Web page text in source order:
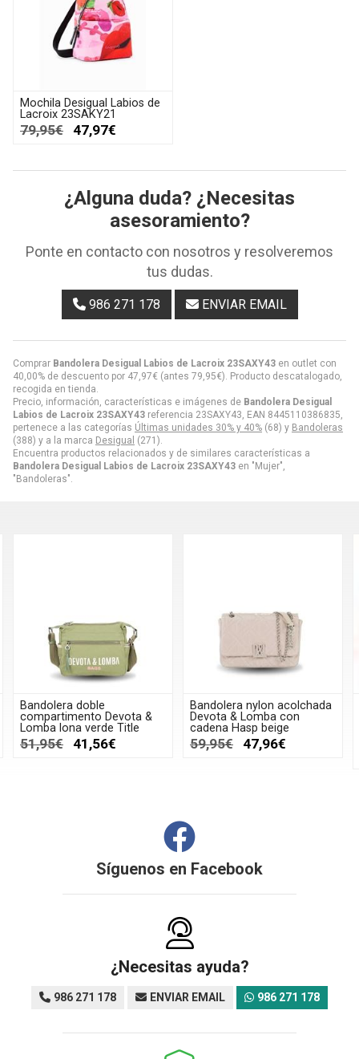
Comprar Bandolera Desigual Labios de Lacroix 23SAXY43 en outlet con
40,00% de descuento por 47,97€ (antes 79,95€). Producto descatalogado,
recogida en tienda.
Precio, información, características e imágenes de Bandolera Desigual
Labios de Lacroix 23SAXY43 referencia 23SAXY43, EAN 8445110386835,
pertenece a las categorías Últimas unidades 30% y 40% (68) y Bandoleras
(388) y a la marca Desigual (271).
Encuentra productos relacionados y de similares características a
Bandolera Desigual Labios de Lacroix 23SAXY43 en "Mujer",
"Bandoleras".
Mochila Desigual Labios de
Lacroix 23SAKY21
79,95€ 47,97€
¿Alguna duda? ¿Necesitas
asesoramiento?
Ponte en contacto con nosotros y resolveremos
tus dudas.
986 271 178 ENVIAR EMAIL
Bandolera doble
compartimento Devota &
Lomba lona verde Title
51,95€ 41,56€
Bandolera nylon acolchada
Devota & Lomba con
cadena Hasp beige
59,95€ 47,96€
Síguenos en Facebook
¿Necesitas ayuda?
986 271 178 ENVIAR EMAIL 986 271 178